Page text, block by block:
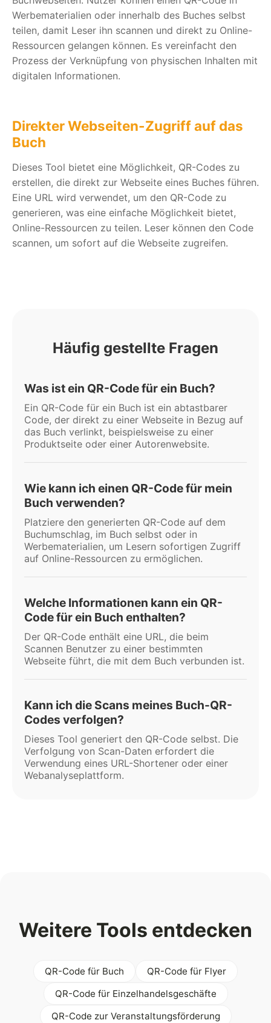
Werbematerialien oder innerhalb des Buches selbst
teilen, damit Leser ihn scannen und direkt zu Online-
Ressourcen gelangen können. Es vereinfacht den
Prozess der Verknüpfung von physischen Inhalten mit
digitalen Informationen.
Direkter Webseiten-Zugriff auf das
Buch
Dieses Tool bietet eine Möglichkeit, QR-Codes zu
erstellen, die direkt zur Webseite eines Buches führen.
Eine URL wird verwendet, um den QR-Code zu
generieren, was eine einfache Möglichkeit bietet,
Online-Ressourcen zu teilen. Leser können den Code
scannen, um sofort auf die Webseite zugreifen.
Häufig gestellte Fragen
Was ist ein QR-Code für ein Buch?
Ein QR-Code für ein Buch ist ein abtastbarer
Code, der direkt zu einer Webseite in Bezug auf
das Buch verlinkt, beispielsweise zu einer
Produktseite oder einer Autorenwebsite.
Wie kann ich einen QR-Code für mein
Buch verwenden?
Platziere den generierten QR-Code auf dem
Buchumschlag, im Buch selbst oder in
Werbematerialien, um Lesern sofortigen Zugriff
auf Online-Ressourcen zu ermöglichen.
Welche Informationen kann ein QR-
Code für ein Buch enthalten?
Der QR-Code enthält eine URL, die beim
Scannen Benutzer zu einer bestimmten
Webseite führt, die mit dem Buch verbunden ist.
Kann ich die Scans meines Buch-QR-
Codes verfolgen?
Dieses Tool generiert den QR-Code selbst. Die
Verfolgung von Scan-Daten erfordert die
Verwendung eines URL-Shortener oder einer
Webanalyseplattform.
Weitere Tools entdecken
QR-Code für Buch
QR-Code für Flyer
QR-Code für Einzelhandelsgeschäfte
QR-Code zur Veranstaltungsförderung